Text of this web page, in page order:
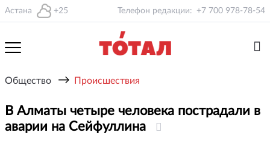
Астана +25 Телефон редакции: +7 700 978-78-54
Общество → Происшествия
В Алматы четыре человека пострадали в
аварии на Сейфуллина